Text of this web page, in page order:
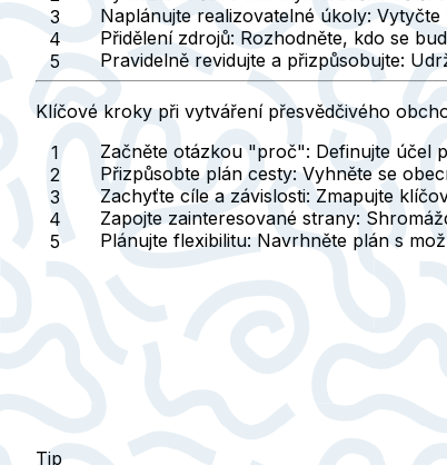
Naplánujte realizovatelné úkoly: Vytyčte
Přidělení zdrojů: Rozhodněte, kdo se
Pravidelně revidujte a přizpůsobujte:
Klíčové kroky při vytváření přesvědčivého
Začněte otázkou "proč": Definujte účel
Přizpůsobte plán cesty: Vyhněte se
Zachyťte cíle a závislosti: Zmapujte
Zapojte zainteresované strany:
Plánujte flexibilitu: Navrhněte plán s
Tip